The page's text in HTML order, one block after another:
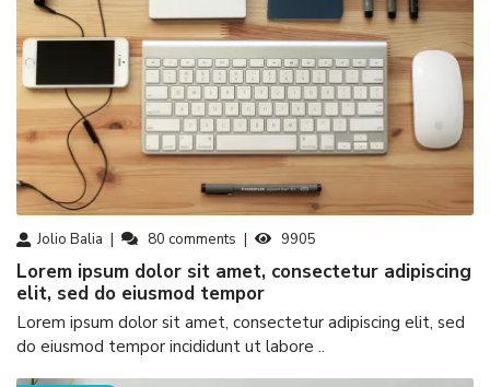
Jolio Balia 80 comments 9905
Lorem ipsum dolor sit amet, consectetur adipiscing
elit, sed do eiusmod tempor
Lorem ipsum dolor sit amet, consectetur adipiscing elit, sed
do eiusmod tempor incididunt ut labore ..